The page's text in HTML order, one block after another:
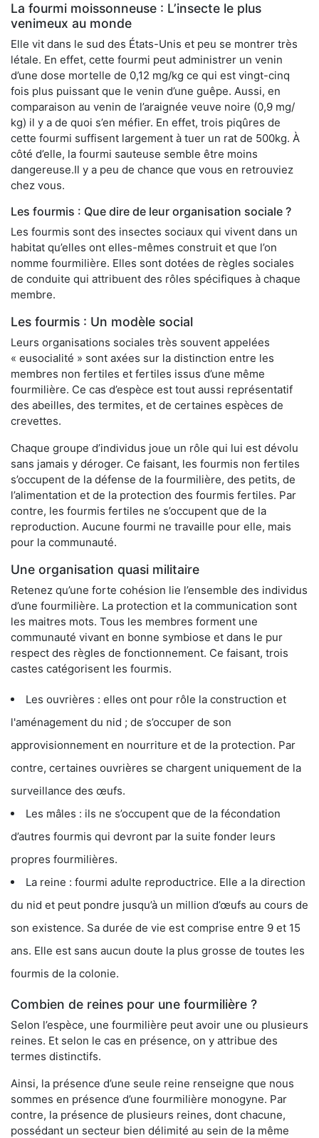
La fourmi moissonneuse : L’insecte le plus
venimeux au monde
Elle vit dans le sud des États-Unis et peu se montrer très
létale. En effet, cette fourmi peut administrer un venin
d’une dose mortelle de 0,12 mg/kg ce qui est vingt-cinq
fois plus puissant que le venin d’une guêpe. Aussi, en
comparaison au venin de l’araignée veuve noire (0,9 mg/
kg) il y a de quoi s’en méfier. En effet, trois piqûres de
cette fourmi suffisent largement à tuer un rat de 500kg. À
côté d’elle, la fourmi sauteuse semble être moins
dangereuse.Il y a peu de chance que vous en retrouviez
chez vous.
Les fourmis : Que dire de leur organisation sociale ?
Les fourmis sont des insectes sociaux qui vivent dans un
habitat qu’elles ont elles-mêmes construit et que l’on
nomme fourmilière. Elles sont dotées de règles sociales
de conduite qui attribuent des rôles spécifiques à chaque
membre.
Les fourmis : Un modèle social
Leurs organisations sociales très souvent appelées
« eusocialité » sont axées sur la distinction entre les
membres non fertiles et fertiles issus d’une même
fourmilière. Ce cas d’espèce est tout aussi représentatif
des abeilles, des termites, et de certaines espèces de
crevettes.
Chaque groupe d’individus joue un rôle qui lui est dévolu
sans jamais y déroger. Ce faisant, les fourmis non fertiles
s’occupent de la défense de la fourmilière, des petits, de
l’alimentation et de la protection des fourmis fertiles. Par
contre, les fourmis fertiles ne s’occupent que de la
reproduction. Aucune fourmi ne travaille pour elle, mais
pour la communauté.
Une organisation quasi militaire
Retenez qu’une forte cohésion lie l’ensemble des individus
d’une fourmilière. La protection et la communication sont
les maitres mots. Tous les membres forment une
communauté vivant en bonne symbiose et dans le pur
respect des règles de fonctionnement. Ce faisant, trois
castes catégorisent les fourmis.
Les ouvrières : elles ont pour rôle la construction et
l'aménagement du nid ; de s’occuper de son
approvisionnement en nourriture et de la protection. Par
contre, certaines ouvrières se chargent uniquement de la
surveillance des œufs.
Les mâles : ils ne s’occupent que de la fécondation
d’autres fourmis qui devront par la suite fonder leurs
propres fourmilières.
La reine : fourmi adulte reproductrice. Elle a la direction
du nid et peut pondre jusqu’à un million d’œufs au cours de
son existence. Sa durée de vie est comprise entre 9 et 15
ans. Elle est sans aucun doute la plus grosse de toutes les
fourmis de la colonie.
Combien de reines pour une fourmilière ?
Selon l’espèce, une fourmilière peut avoir une ou plusieurs
reines. Et selon le cas en présence, on y attribue des
termes distinctifs.
Ainsi, la présence d’une seule reine renseigne que nous
sommes en présence d’une fourmilière monogyne. Par
contre, la présence de plusieurs reines, dont chacune,
possédant un secteur bien délimité au sein de la même